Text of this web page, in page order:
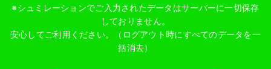
※シュミレーションでご入力されたデータはサーバーに一切保存
しておりません。
安心してご利用ください。（ログアウト時にすべてのデータを一
括消去）